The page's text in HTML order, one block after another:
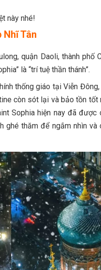
này nhé!
Tân
quận Daoli, thành phố
là “trí tuệ thần thánh”.
thống giáo tại Viễn
còn sót lại và bảo tồn tốt
Sophia hiện nay đã được
ghé thăm để ngắm nhìn